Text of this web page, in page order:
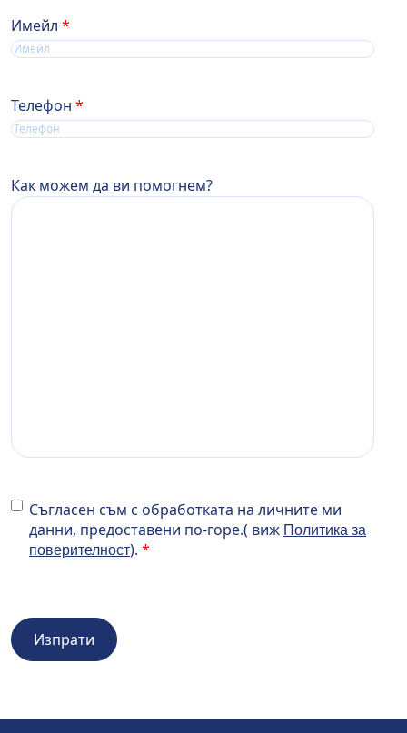
Имейл
Телефон
Как можем да ви помогнем?
Съгласен съм с обработката на личните ми данни,
предоставени по-горе.( виж <a href="https://wiener-
privatklinik.com/en/privacy-policy/" target="_blank"
Съгласен съм с обработката на личните ми
данни, предоставени по-горе.( виж Политика за
поверителност).